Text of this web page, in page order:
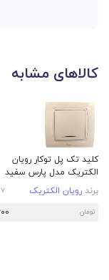
کالاهای مشابه
کلید تک پل توکار رویان
الکتریک مدل پارس سفید
برند رویان الکتریک
تومان